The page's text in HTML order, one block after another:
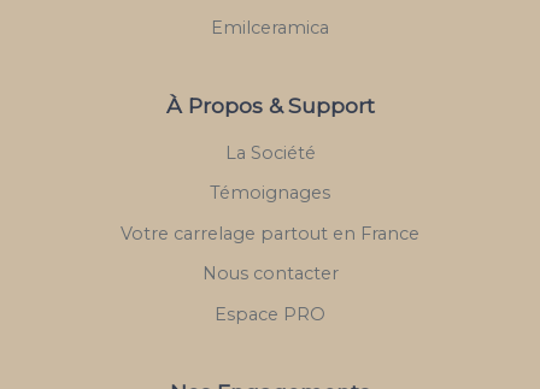
Emilceramica
À Propos & Support
La Société
Témoignages
Votre carrelage partout en France
Nous contacter
Espace PRO